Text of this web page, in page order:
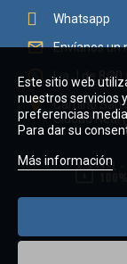
Whatsapp
 Envíanos un
 L a J de 8:30

Camino San
Ciudad Real
Este sitio web
nuestros servicios
preferencias
Para dar su
Más información